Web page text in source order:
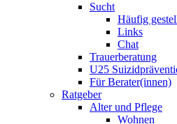
Sucht
Häufig
Links
Chat
Trauerberatung
U25
Für Berater(innen)
Ratgeber
Alter und Pflege
Wohnen